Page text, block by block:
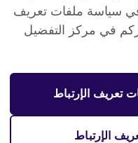
والفرص
سياسة ملفات تعريف
في مركز التفضيل
تعريف الإرتباط
الإرتباط